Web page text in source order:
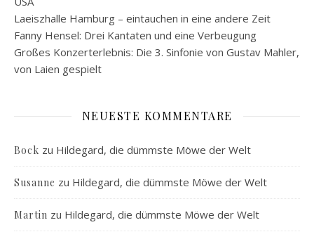
Laeiszhalle Hamburg – eintauchen in eine andere Zeit
Fanny Hensel: Drei Kantaten und eine Verbeugung
Großes Konzerterlebnis: Die 3. Sinfonie von Gustav Mahler,
von Laien gespielt
NEUESTE KOMMENTARE
Bock zu Hildegard, die dümmste Möwe der Welt
Susanne zu Hildegard, die dümmste Möwe der Welt
Martin zu Hildegard, die dümmste Möwe der Welt